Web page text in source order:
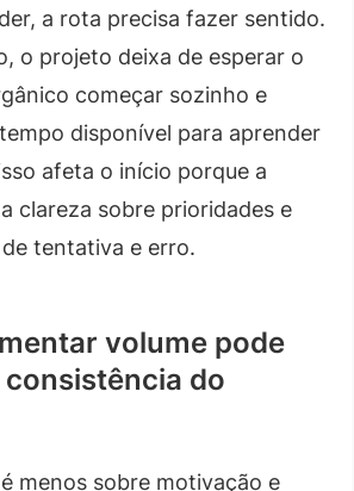
a rota precisa fazer sentido.
o projeto deixa de esperar o
começar sozinho e
disponível para aprender
afeta o início porque a
clareza sobre prioridades e
tentativa e erro.
volume pode
do
menos sobre motivação e